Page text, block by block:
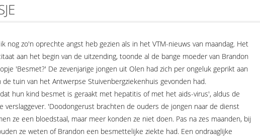
nog zo'n oprechte angst heb gezien als in het VTM-nieuws van maandag. Het
aan het begin van de uitzending, toonde al de bange moeder van Brandon
'Besmet?' De zevenjarige jongen uit Olen had zich per ongeluk geprikt aan
tuin van het Antwerpse Stuivenbergziekenhuis gevonden had.
hun kind besmet is geraakt met hepatitis of met het aids-virus', aldus de
verslaggever. 'Doodongerust brachten de ouders de jongen naar de dienst
ze een bloedstaal, maar meer konden ze niet doen. Pas na zes maanden, bij
ze weten of Brandon een besmettelijke ziekte had. Een ondraaglijke